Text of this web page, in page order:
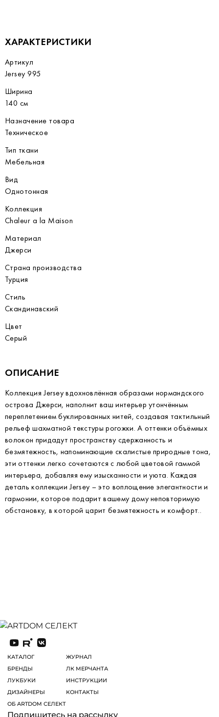
ХАРАКТЕРИСТИКИ
Артикул
Jersey 995
Ширина
140 см
Назначение товара
Техническое
Тип ткани
Мебельная
Вид
Однотонная
Коллекция
Chaleur a la Maison
Материал
Джерси
Страна производства
Турция
Стиль
Скандинавский
Цвет
Серый
ОПИСАНИЕ
Коллекция Jersey вдохновлённая образами нормандского
острова Джерси, наполнит ваш интерьер утончённым
переплетением буклированных нитей, создавая тактильный
рельеф шахматной текстуры рогожки. А оттенки объёмных
волокон придадут пространству сдержанность и
безмятежность, напоминающие скалистые природные тона,
эти оттенки легко сочетаются с любой цветовой гаммой
интерьера, добавляя ему изысканности и уюта. Каждая
деталь коллекции Jersey – это воплощение элегантности и
гармонии, которое подарит вашему дому неповторимую
обстановку, в которой царит безмятежность и комфорт..
КАТАЛОГ
БРЕНДЫ
ЛУКБУКИ
ДИЗАЙНЕРЫ
ОБ ARTDOM СЕЛЕКТ
ЖУРНАЛ
ЛК МЕРЧАНТА
ИНСТРУКЦИИ
КОНТАКТЫ
Подпишитесь на рассылку